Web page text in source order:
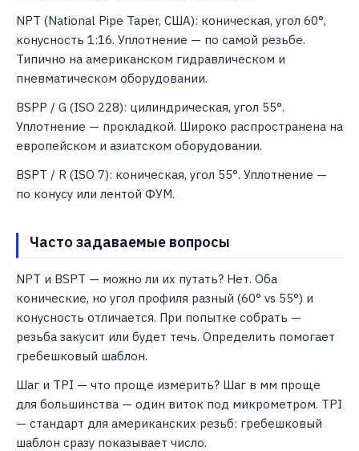
NPT (National Pipe Taper, США): коническая, угол 60°,
конусность 1:16. Уплотнение — по самой резьбе.
Типично на американском гидравлическом и
пневматическом оборудовании.
BSPP / G (ISO 228): цилиндрическая, угол 55°.
Уплотнение — прокладкой. Широко распространена на
европейском и азиатском оборудовании.
BSPT / R (ISO 7): коническая, угол 55°. Уплотнение —
по конусу или лентой ФУМ.
Часто задаваемые вопросы
NPT и BSPT — можно ли их путать? Нет. Оба
конические, но угол профиля разный (60° vs 55°) и
конусность отличается. При попытке собрать —
резьба закусит или будет течь. Определить помогает
гребешковый шаблон.
Шаг и TPI — что проще измерить? Шаг в мм проще
для большинства — один виток под микрометром. TPI
— стандарт для американских резьб: гребешковый
шаблон сразу показывает число.